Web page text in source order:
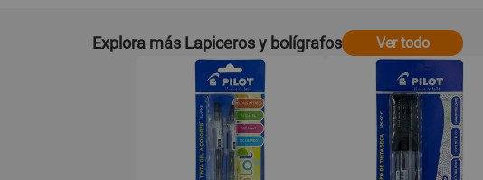
Explora más Lapiceros y bolígrafos Ver todo